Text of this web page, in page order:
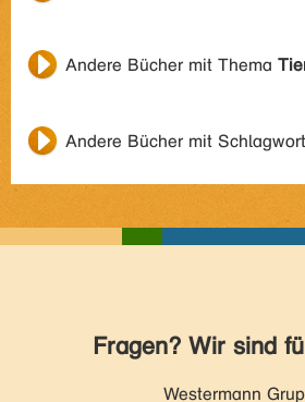
Andere Bücher mit Thema
Andere Bücher mit Schlagwort